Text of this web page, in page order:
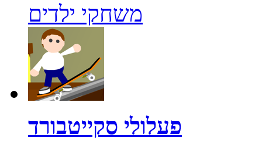
משחקי ילדים
פעלולי סקייטבורד